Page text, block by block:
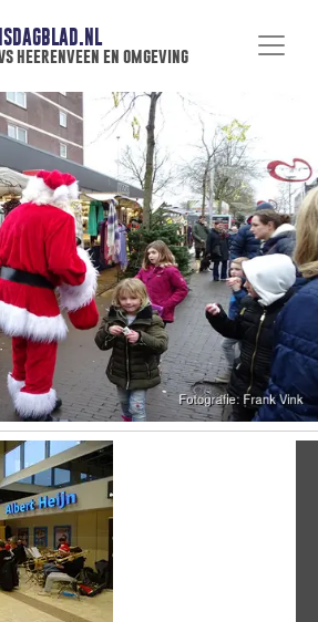
heerenveen en omgeving